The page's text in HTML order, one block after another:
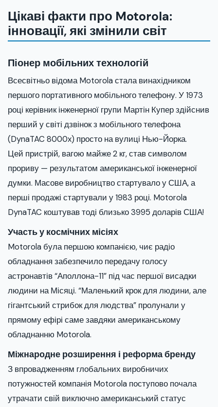
Цікаві факти про Motorola:
інновації, які змінили світ
Піонер мобільних технологій
Всесвітньо відома Motorola стала винахідником
першого портативного мобільного телефону. У 1973
році керівник інженерної групи Мартін Купер здійснив
перший у світі дзвінок з мобільного телефона
(DynaTAC 8000x) просто на вулиці Нью-Йорка.
Цей пристрій, вагою майже 2 кг, став символом
прориву — результатом американської інженерної
думки. Масове виробництво стартувало у США, а
перші продажі стартували у 1983 році. Motorola
DynaTAC коштував тоді близько 3995 доларів США!
Участь у космічних місіях
Motorola була першою компанією, чиє радіо
обладнання забезпечило передачу голосу
астронавтів “Аполлона-11” під час першої висадки
людини на Місяці. “Маленький крок для людини, але
гігантський стрибок для людства” пролунали у
прямому ефірі саме завдяки американському
обладнанню Motorola.
Міжнародне розширення і реформа бренду
З впровадженням глобальних виробничих
потужностей компанія Motorola поступово почала
утрачати свій виключно американський статус